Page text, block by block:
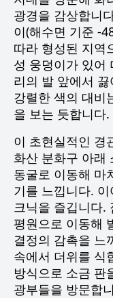
광경을 감상합니
이(해수면 기준 -
따라 형성된 지역
성 웅덩이가 있어
리의 발 앞에서
강렬한 색의 대비
을 보는 듯합니다.
이 초현실적인 경
화산 분화구 아래
동굴로 이동해 마
기를 느낍니다.
크닉을 즐깁니다.
평원으로 이동해
결정의 감촉을 느
속에서 더위를 식
방식으로 소금 판
광부들을 방문합